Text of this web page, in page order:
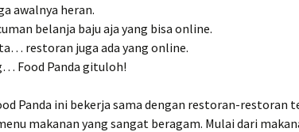
awalnya heran.
belanja baju aja yang bisa online.
restoran juga ada yang online.
Food Panda gituloh!
Panda ini bekerja sama dengan restoran-restoran
makanan yang sangat beragam. Mulai dari